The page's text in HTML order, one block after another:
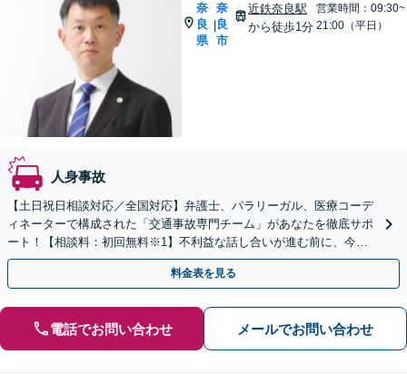
奈
良
県
|
奈
良
市
近鉄奈良駅
から徒歩1分
営業時間：09:30~
21:00（平日）
人身事故
【土日祝日相談対応／全国対応】弁護士、パラリーガル、医療コーデ
ィネーターで構成された「交通事故専門チーム」があなたを徹底サポ
ート！【相談料：初回無料※1】不利益な話し合いが進む前に、今す
ぐ相談！
料金表を見る
電話でお問い合わせ メールでお問い合わせ